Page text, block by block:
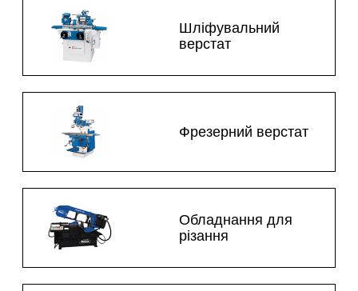
Шліфувальний
верстат
Фрезерний верстат
Обладнання для
різання